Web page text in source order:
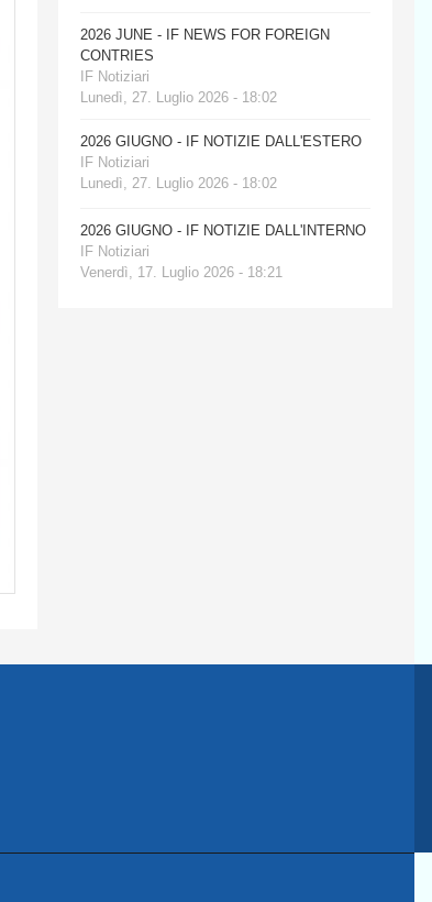
2026 JUNE - IF NEWS FOR FOREIGN
CONTRIES
IF Notiziari
Lunedì, 27. Luglio 2026 - 18:02
2026 GIUGNO - IF NOTIZIE DALL'ESTERO
IF Notiziari
Lunedì, 27. Luglio 2026 - 18:02
2026 GIUGNO - IF NOTIZIE DALL'INTERNO
IF Notiziari
Venerdì, 17. Luglio 2026 - 18:21